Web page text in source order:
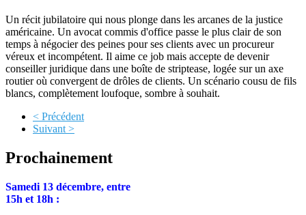
Un récit jubilatoire qui nous plonge dans les arcanes de la justice
américaine. Un avocat commis d'office passe le plus clair de son
temps à négocier des peines pour ses clients avec un procureur
véreux et incompétent. Il aime ce job mais accepte de devenir
conseiller juridique dans une boîte de striptease, logée sur un axe
routier où convergent de drôles de clients. Un scénario cousu de fils
blancs, complètement loufoque, sombre à souhait.
< Précédent
Suivant >
Prochainement
Samedi 13 décembre, entre
15h et 18h :